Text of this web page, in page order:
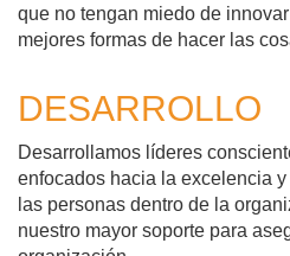
que no tengan miedo de
mejores formas de hacer las
DESARROLLO
Desarrollamos líderes
enfocados hacia la excelencia
las personas dentro de la
nuestro mayor soporte para